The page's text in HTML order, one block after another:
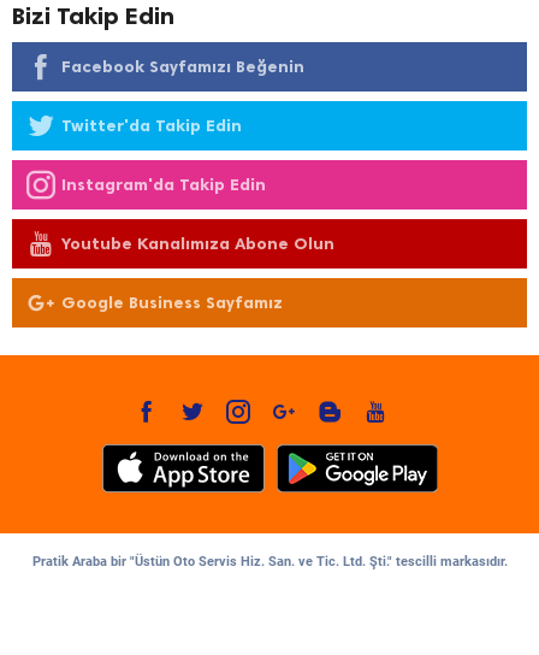
Bizi Takip Edin
Facebook Sayfamızı Beğenin
Twitter'da Takip Edin
Instagram'da Takip Edin
Youtube Kanalımıza Abone Olun
Google Business Sayfamız
Pratik Araba bir "Üstün Oto Servis Hiz. San. ve Tic. Ltd. Şti." tescilli markasıdır.